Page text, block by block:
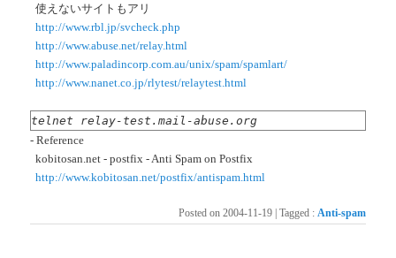
使えないサイトもアリ
http://www.rbl.jp/svcheck.php
http://www.abuse.net/relay.html
http://www.paladincorp.com.au/unix/spam/spamlart/
http://www.nanet.co.jp/rlytest/relaytest.html
telnet relay-test.mail-abuse.org
- Reference
kobitosan.net - postfix - Anti Spam on Postfix
http://www.kobitosan.net/postfix/antispam.html
Posted on 2004-11-19 | Tagged : Anti-spam